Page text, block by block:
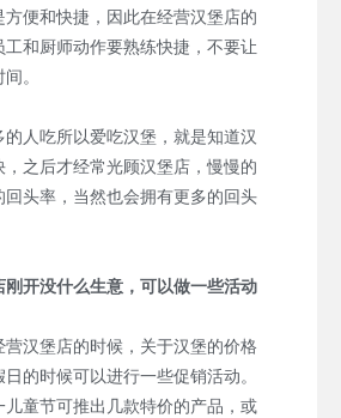
方便和快捷，因此在经营汉堡店的
工和厨师动作要熟练快捷，不要让
。
吃所以爱吃汉堡，就是知道汉
，之后才经常光顾汉堡店，慢慢的
回头率，当然也会拥有更多的回头
刚开没什么生意，可以做一些活动
汉堡店的时候，关于汉堡的价格
的时候可以进行一些促销活动。
儿童节可推出几款特价的产品，或